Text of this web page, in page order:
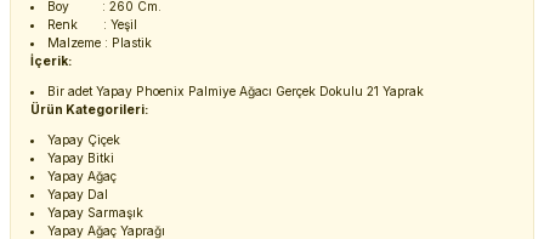
Boy : 260 Cm.
Renk : Yeşil
Malzeme : Plastik
İçerik:
Bir adet Yapay Phoenix Palmiye Ağacı Gerçek Dokulu 21 Yaprak
Ürün Kategorileri:
Yapay Çiçek
Yapay Bitki
Yapay Ağaç
Yapay Dal
Yapay Sarmaşık
Yapay Ağaç Yaprağı